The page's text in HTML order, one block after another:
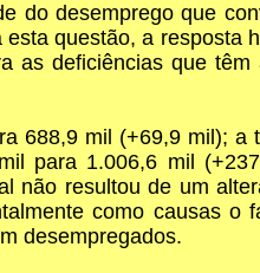
do desemprego que
questão, a resposta
deficiências que
688,9 mil (+69,9 mil);
para 1.006,6 mil
não resultou de um
como causas o
desempregados.